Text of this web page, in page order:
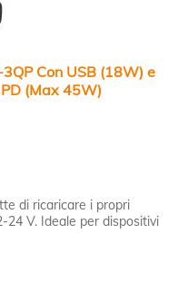
Con USB (18W) e
(Max 45W)
di ricaricare i propri
V. Ideale per dispositivi